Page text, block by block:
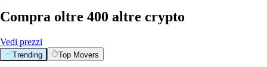
Compra oltre 400 altre crypto
Vedi prezzi
Trending Top Movers